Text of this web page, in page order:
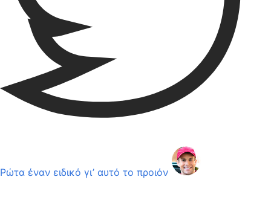
Ρώτα έναν ειδικό γι’ αυτό το προιόν